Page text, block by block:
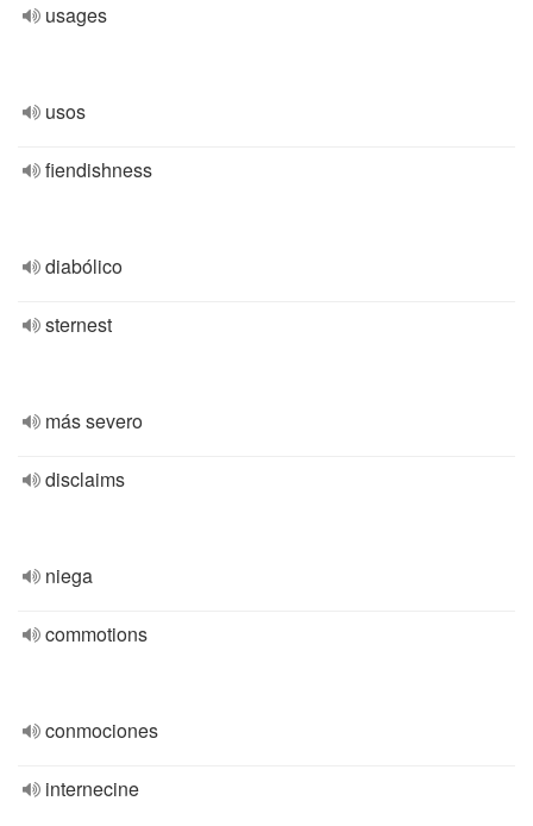
usages
usos
fiendishness
diabólico
sternest
más severo
disclaims
niega
commotions
conmociones
internecine